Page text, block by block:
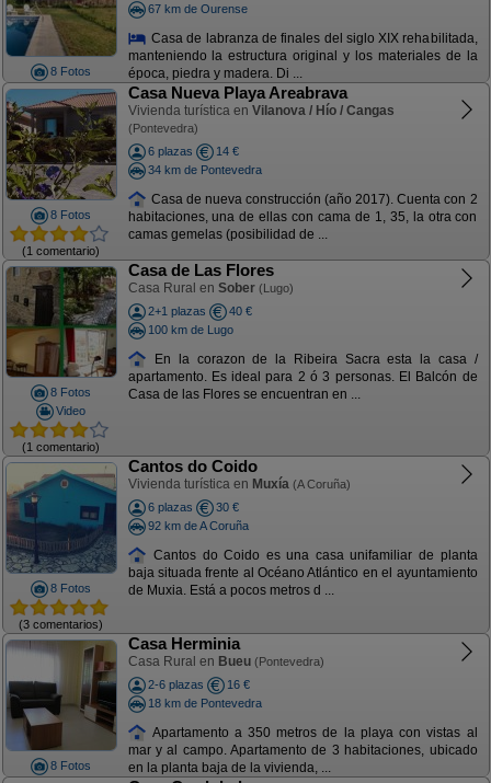
8 Fotos
67 km de Ourense
Casa de labranza de finales del siglo XIX rehabilitada,
manteniendo la estructura original y los materiales de la
época, piedra y madera. Di ...
8 Fotos
(1 comentario)
Casa Nueva Playa Areabrava
Vivienda turística en Vilanova / Hío / Cangas
(Pontevedra)
6 plazas
14 €
34 km de Pontevedra
Casa de nueva construcción (año 2017). Cuenta con 2
habitaciones, una de ellas con cama de 1, 35, la otra con
camas gemelas (posibilidad de ...
8 Fotos
Video
(1 comentario)
Casa de Las Flores
Casa Rural en Sober (Lugo)
2+1 plazas
40 €
100 km de Lugo
En la corazon de la Ribeira Sacra esta la casa /
apartamento. Es ideal para 2 ó 3 personas. El Balcón de
Casa de las Flores se encuentran en ...
8 Fotos
(3 comentarios)
Cantos do Coido
Vivienda turística en Muxía (A Coruña)
6 plazas
30 €
92 km de A Coruña
Cantos do Coido es una casa unifamiliar de planta
baja situada frente al Océano Atlántico en el ayuntamiento
de Muxia. Está a pocos metros d ...
8 Fotos
Casa Herminia
Casa Rural en Bueu (Pontevedra)
2-6 plazas
16 €
18 km de Pontevedra
Apartamento a 350 metros de la playa con vistas al
mar y al campo. Apartamento de 3 habitaciones, ubicado
en la planta baja de la vivienda, ...